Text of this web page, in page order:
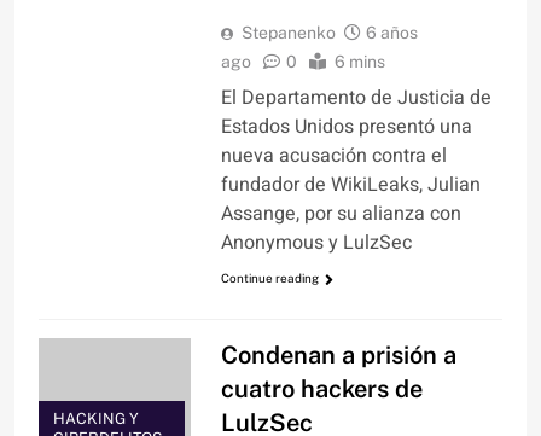
Stepanenko
6 años
ago
0 6 mins
El Departamento de Justicia de
Estados Unidos presentó una
nueva acusación contra el
fundador de WikiLeaks, Julian
Assange, por su alianza con
Anonymous y LulzSec
Continue reading
HACKING Y
Condenan a prisión a
cuatro hackers de
LulzSec